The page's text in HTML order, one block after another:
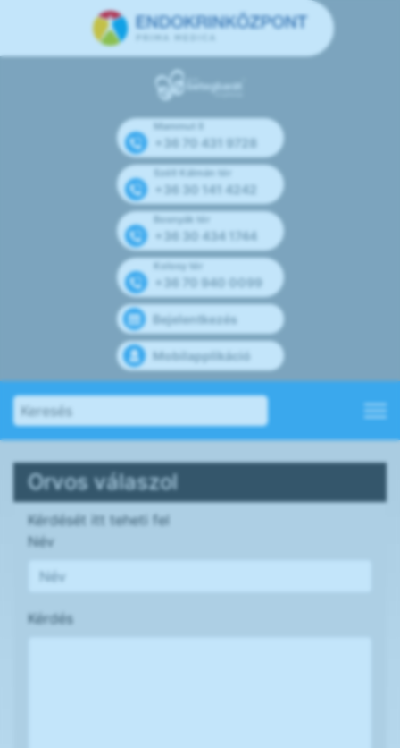
Mammut II
+36 70 431 9728
Széll Kálmán tér
+36 30 141 4242
Bosnyák tér
+36 30 434 1744
Kolosy tér
+36 70 940 0099
Bejelentkezés
Mobilapplikáció
Orvos válaszol
Kérdését itt teheti fel
Név
Kérdés